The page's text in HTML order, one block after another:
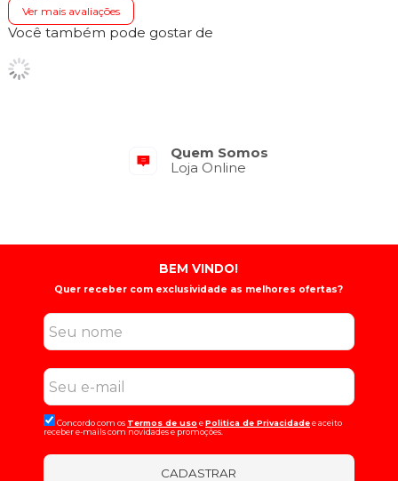
Ver mais avaliações
Você também pode gostar de
Quem Somos
Loja Online
BEM VINDO!
Quer receber com exclusividade as melhores ofertas?
Concordo com os Termos de uso ePolitica de Privacidadee aceito
receber e-mails com novidades e promoções.
CADASTRAR